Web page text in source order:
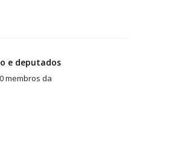
e deputados
membros da